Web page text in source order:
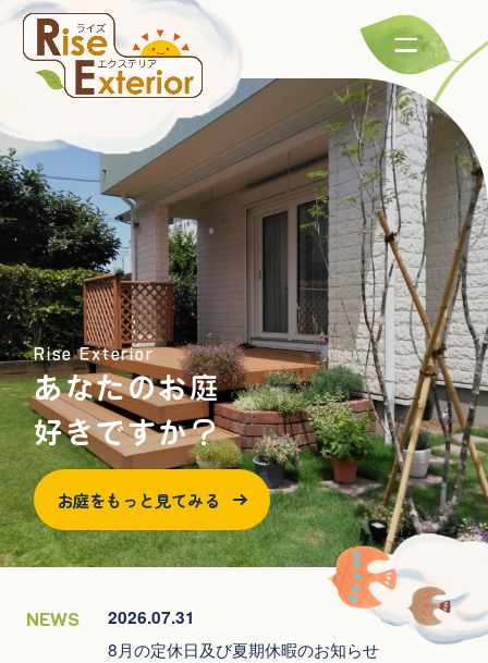
Rise Exterior
あなたのお庭
好きですか？
お庭をもっと見てみる
Rise Exterior
人をもてなす
光の演出
お庭をもっと見てみる
NEWS
2026.07.31
8月の定休日及び夏期休暇のお知らせ